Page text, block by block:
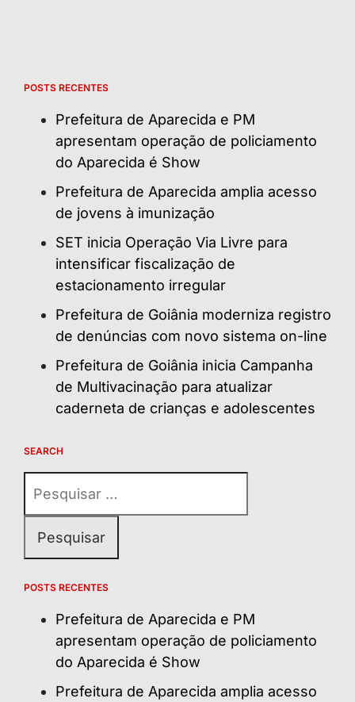
POSTS RECENTES
Prefeitura de Aparecida e PM
apresentam operação de policiamento
do Aparecida é Show
Prefeitura de Aparecida amplia acesso
de jovens à imunização
SET inicia Operação Via Livre para
intensificar fiscalização de
estacionamento irregular
Prefeitura de Goiânia moderniza registro
de denúncias com novo sistema on-line
Prefeitura de Goiânia inicia Campanha
de Multivacinação para atualizar
caderneta de crianças e adolescentes
SEARCH
por:
POSTS RECENTES
Prefeitura de Aparecida e PM
apresentam operação de policiamento
do Aparecida é Show
Prefeitura de Aparecida amplia acesso